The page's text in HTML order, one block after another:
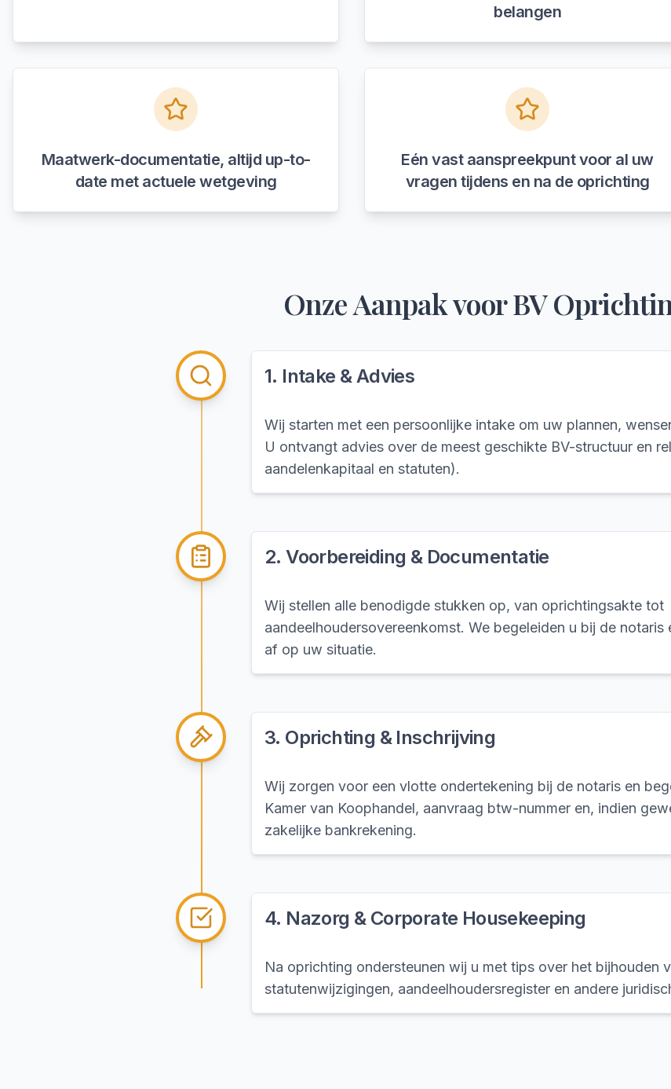
belangen
Maatwerk-documentatie, altijd up-to-
date met actuele wetgeving
Eén vast aanspreekpunt voor al uw
vragen tijdens en na de oprichting
Onze Aanpak voorBV
1. Intake & Advies
Wij starten met een persoonlijke intake om uw plannen,
U ontvangt advies over de meest geschikte BV-structuur en
aandelenkapitaal en statuten).
2.Voorbereiding & Documentatie
Wij stellen alle benodigde stukken op, van oprichtingsakte tot
aandeelhoudersovereenkomst. We begeleiden u bij de notaris
af op uw situatie.
3. Oprichting & Inschrijving
Wij zorgen voor een vlotte ondertekening bij de notaris en
Kamer van Koophandel, aanvraag btw-nummer en, indien
zakelijke bankrekening.
4. Nazorg & Corporate Housekeeping
Na oprichting ondersteunen wij u met tips over het bijhouden
statutenwijzigingen, aandeelhoudersregister en andere